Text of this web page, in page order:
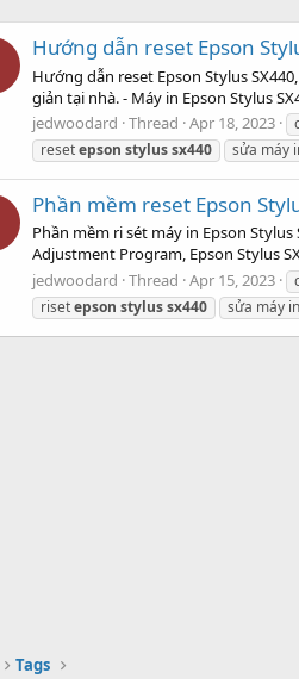
Hướng dẫn reset Epson
Hướng dẫn reset Epson Stylus
giản tại nhà. - Máy in Epson Stylus
jedwoodard Thread Apr 18, 2023
resetepson stylussx440 sửa máy
Phần mềm reset Epson
Phần mềm ri sét máy in Epson
Adjustment Program, Epson Stylus
jedwoodard Thread Apr 15, 2023
risetepson stylussx440 sửa máy in
Tags